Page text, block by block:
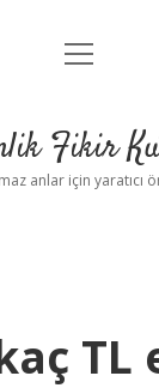
Anasayfa
Yasal Uyarı
menüyü
Fikir
anlar için yaratıcı
TL